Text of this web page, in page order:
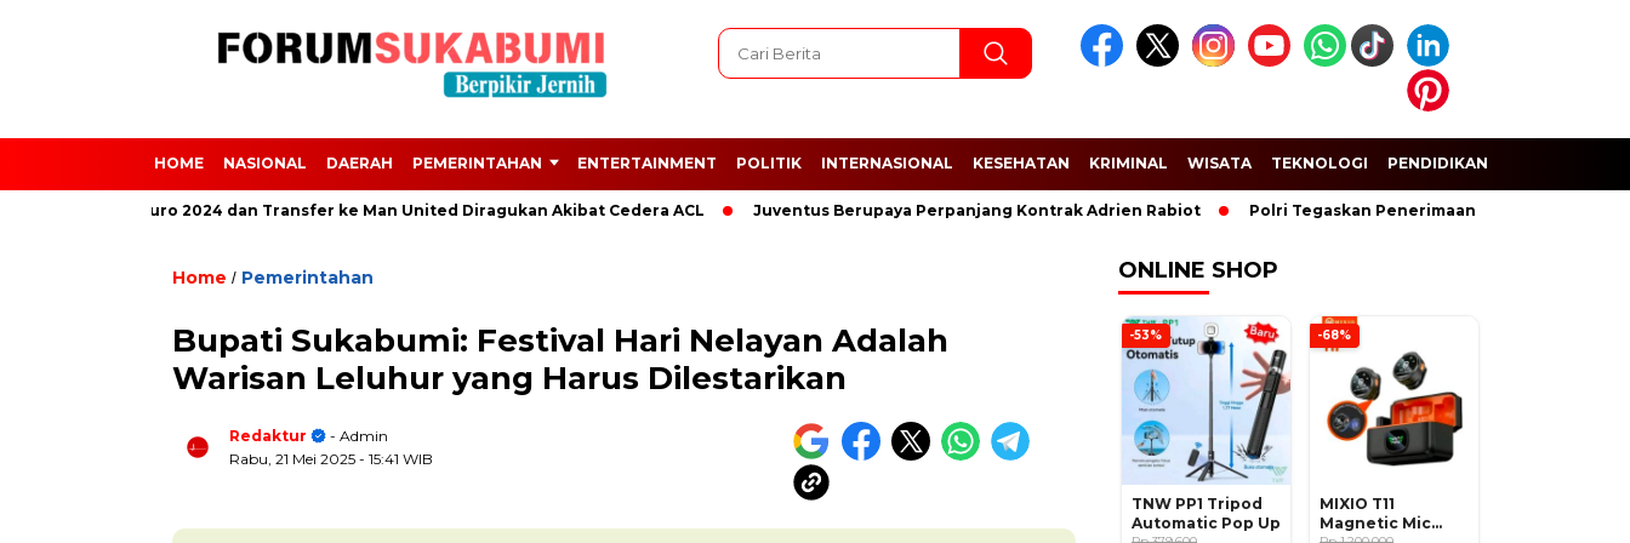
HOME NASIONAL DAERAH PEMERINTAHAN ENTERTAINMENT POLITIK INTERNASIONAL KESEHATAN KRIMINAL WISATA TEKNOLOGI PENDIDIKAN
dari Euro 2024 dan Transfer ke Man United Diragukan Akibat Cedera ACL Juventus Berupaya Perpanjang Kontrak Adrien Rabiot Polri Tegaskan Penerimaan Anggota dan Taruna
Home / Pemerintahan
Bupati Sukabumi: Festival Hari Nelayan Adalah
Warisan Leluhur yang Harus Dilestarikan
Redaktur
- Admin
Rabu, 21 Mei 2025 - 15:41 WIB
ONLINE SHOP
-53%
TNW PP1 Tripod
Automatic Pop Up
-68%
MIXIO T11
Magnetic Mic